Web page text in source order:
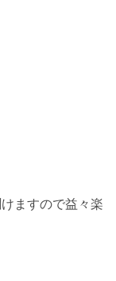
ますので益々楽